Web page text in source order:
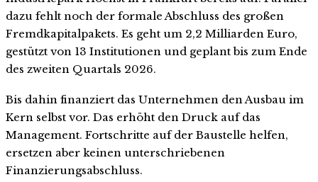
dazu fehlt noch der formale Abschluss des großen
Fremdkapitalpakets. Es geht um 2,2 Milliarden Euro,
gestützt von 13 Institutionen und geplant bis zum Ende
des zweiten Quartals 2026.
Bis dahin finanziert das Unternehmen den Ausbau im
Kern selbst vor. Das erhöht den Druck auf das
Management. Fortschritte auf der Baustelle helfen,
ersetzen aber keinen unterschriebenen
Finanzierungsabschluss.